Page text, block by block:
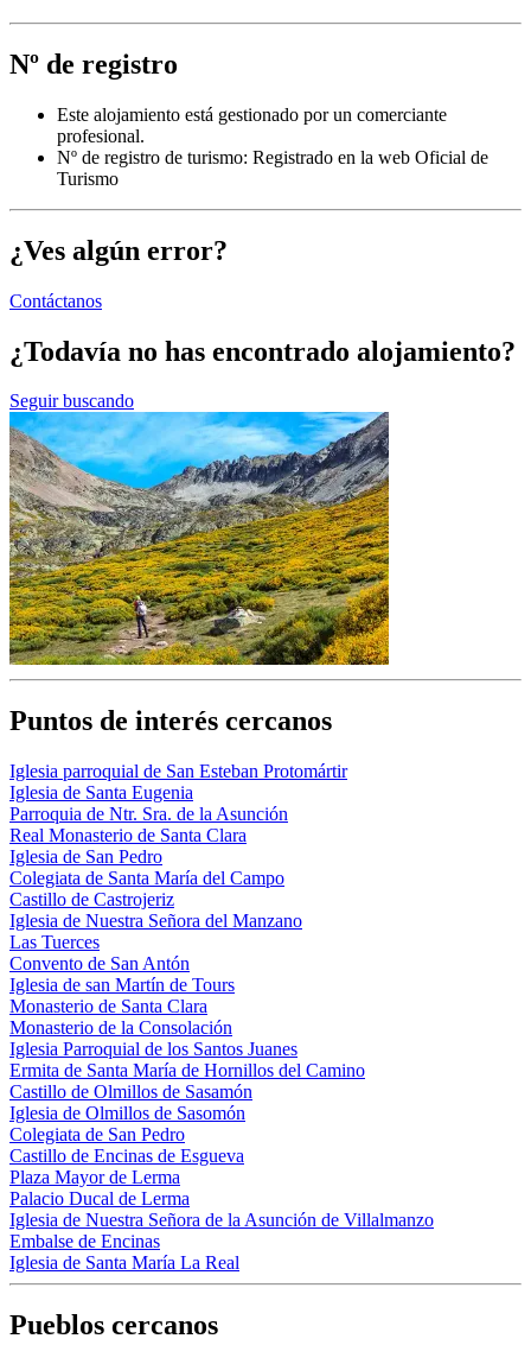
Nº de registro
Este alojamiento está gestionado por un comerciante
profesional.
Nº de registro de turismo: Registrado en la web Oficial de
Turismo
¿Ves algún error?
Contáctanos
¿Todavía no has encontrado alojamiento?
Seguir buscando
Puntos de interés cercanos
Iglesia parroquial de San Esteban Protomártir
Iglesia de Santa Eugenia
Parroquia de Ntr. Sra. de la Asunción
Real Monasterio de Santa Clara
Iglesia de San Pedro
Colegiata de Santa María del Campo
Castillo de Castrojeriz
Iglesia de Nuestra Señora del Manzano
Las Tuerces
Convento de San Antón
Iglesia de san Martín de Tours
Monasterio de Santa Clara
Monasterio de la Consolación
Iglesia Parroquial de los Santos Juanes
Ermita de Santa María de Hornillos del Camino
Castillo de Olmillos de Sasamón
Iglesia de Olmillos de Sasomón
Colegiata de San Pedro
Castillo de Encinas de Esgueva
Plaza Mayor de Lerma
Palacio Ducal de Lerma
Iglesia de Nuestra Señora de la Asunción de Villalmanzo
Embalse de Encinas
Iglesia de Santa María La Real
Pueblos cercanos